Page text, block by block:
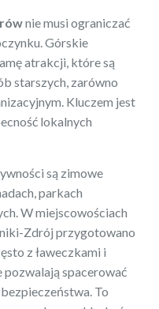
nie musi ograniczać
Górskie
atrakcji, które są
starszych, zarówno
Kluczem jest
lokalnych
są zimowe
parkach
W miejscowościach
Zdrój przygotowano
z ławeczkami i
spacerować
To